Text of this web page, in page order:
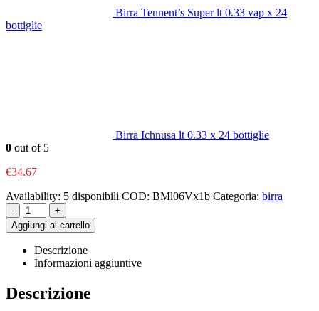
Birra Tennent’s Super lt 0.33 vap x 24
bottiglie
Birra Ichnusa lt 0.33 x 24 bottiglie
0 out of 5
€34.67
Availability: 5 disponibili COD: BMl06Vx1b Categoria: birra
-
+
Aggiungi al carrello
Descrizione
Informazioni aggiuntive
Descrizione